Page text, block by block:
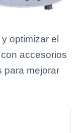
optimizar el
accesorios
para mejorar